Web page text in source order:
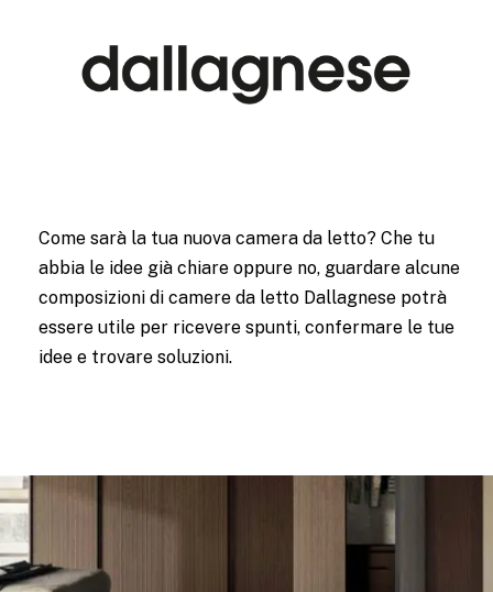
Come sarà la tua nuova camera da letto? Che tu
abbia le idee già chiare oppure no, guardare alcune
composizioni di camere da letto Dallagnese potrà
essere utile per ricevere spunti, confermare le tue
idee e trovare soluzioni.